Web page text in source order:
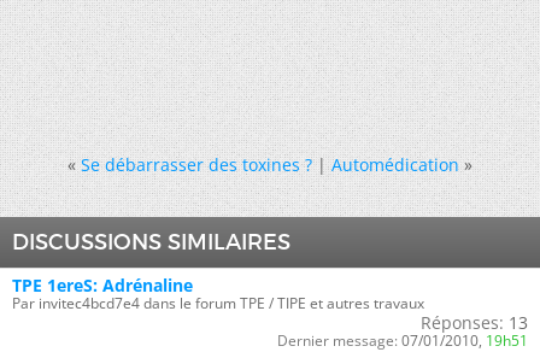
« Se débarrasser des toxines ?|Automédication »
DISCUSSIONS SIMILAIRES
TPE 1ereS: Adrénaline
Par invitec4bcd7e4 dans le forum TPE / TIPE et autres travaux
Réponses: 13
Dernier message: 07/01/2010, 19h51